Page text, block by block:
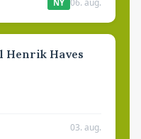
NY
Henrik Haves
03. aug.